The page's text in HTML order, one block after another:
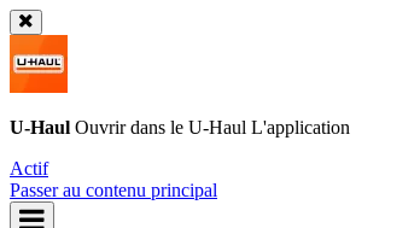
U-Haul Ouvrir dans le U-Haul L'application
Actif
Passer au contenu principal